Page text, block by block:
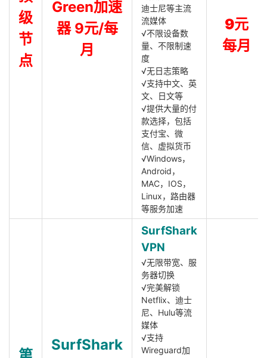
级
节
点
Green加速
器 9元/每
月
迪士尼等主流
流媒体
√不限设备数
量、不限制速
度
√无日志策略
√支持中文、英
文、日文等
√提供大量的付
款选择，包括
支付宝、微
信、虚拟货币
√Windows，
Android，
MAC，IOS，
Linux，路由器
等服务加速
9元
每月
SurfShark
SurfShark
VPN
√无限带宽、服
务器切换
√完美解锁
Netflix、迪士
尼、Hulu等流
媒体
√支持
Wireguard加